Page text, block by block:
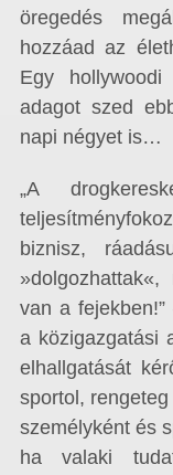
öregedés
hozzáad az
Egy
adagot szed
napi négyet is…
„A
biznisz,
van a
a közigazgatási
elhallgatását
sportol,
személyként és
ha valaki